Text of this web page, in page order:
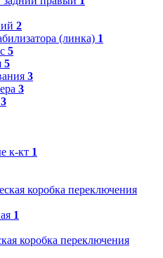
2
(линка) 1
5
5
3
3
3
к-кт 1
коробка переключения
1
коробка переключения